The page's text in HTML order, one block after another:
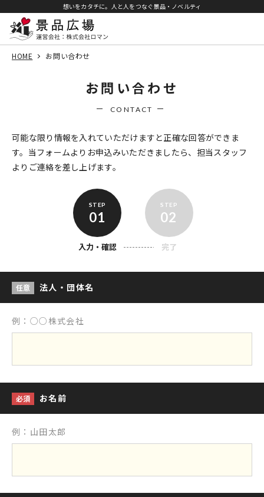
想いをカタチに。人と人をつなぐ景品・ノベルティ
HOME お問い合わせ
お問い合わせ
CONTACT
可能な限り情報を入れていただけますと正確な回答ができま
す。 当フォームよりお申込みいただきましたら、担当スタッフ
よりご連絡を差し上げます。
01
入力・確認
02
完了
法人・団体名
任意
例：○○株式会社
お名前
必須
例：山田太郎